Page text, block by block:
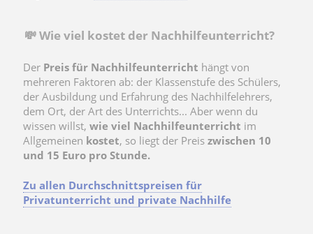
💸 Wie viel kostet der Nachhilfeunterricht?
Der Preis für Nachhilfeunterricht hängt von
mehreren Faktoren ab: der Klassenstufe des Schülers,
der Ausbildung und Erfahrung des Nachhilfelehrers,
dem Ort, der Art des Unterrichts... Aber wenn du
wissen willst, wie viel Nachhilfeunterricht im
Allgemeinen kostet, so liegt der Preis zwischen 10
und 15 Euro pro Stunde.
Zu allen Durchschnittspreisen für
Privatunterricht und private Nachhilfe